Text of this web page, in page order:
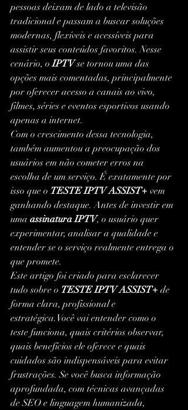
pessoas deixam de lado a televisão
tradicional e passam a buscar soluções
modernas, flexíveis e acessíveis para
assistir seus conteúdos favoritos. Nesse
cenário, o IPTV se tornou uma das
opções mais comentadas, principalmente
por oferecer acesso a canais ao vivo,
filmes, séries e eventos esportivos usando
apenas a internet.
Com o crescimento dessa tecnologia,
também aumentou a preocupação dos
usuários em não cometer erros na
escolha de um serviço. É exatamente por
isso que o TESTE IPTV ASSIST+ vem
ganhando destaque. Antes de investir em
uma assinatura IPTV, o usuário quer
experimentar, analisar a qualidade e
entender se o serviço realmente entrega o
que promete.
Este artigo foi criado para esclarecer
tudo sobre o TESTE IPTV ASSIST+ de
forma clara, profissional e
estratégica.Você vai entender como o
teste funciona, quais critérios observar,
quais benefícios ele oferece e quais
cuidados são indispensáveis para evitar
frustrações. Se você busca informação
aprofundada, com técnicas avançadas
de SEO e linguagem humanizada,